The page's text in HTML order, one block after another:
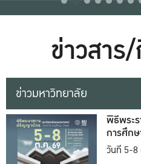
ข่าวสา
ข่าวมหาวิทยาลัย
พิธีพระ
การศึกษ
วันที่ 5-8